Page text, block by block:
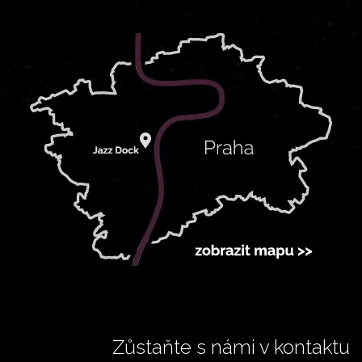
Zůstaňte s námi v kontaktu